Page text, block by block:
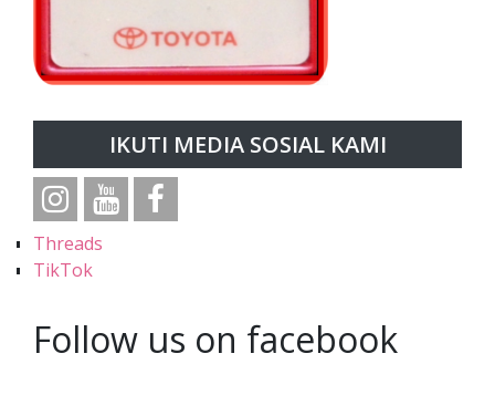
IKUTI MEDIA SOSIAL KAMI
Threads
TikTok
Follow us on facebook